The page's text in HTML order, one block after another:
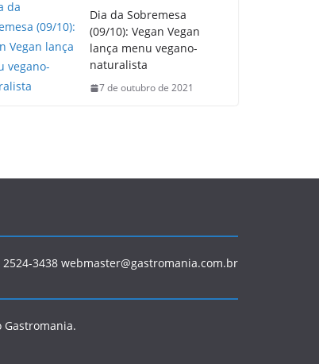
Dia da Sobremesa
(09/10): Vegan Vegan
lança menu vegano-
naturalista
7 de outubro de 2021
2524-3438 webmaster@gastromania.com.br
Gastromania.